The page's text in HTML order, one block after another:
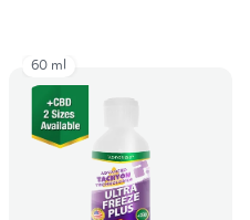
60 ml